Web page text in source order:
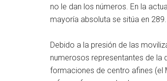
no le dan los números. En la
mayoría absoluta se sitúa en 289.
Debido a la presión de las
numerosos representantes de la
formaciones de centro afines (el